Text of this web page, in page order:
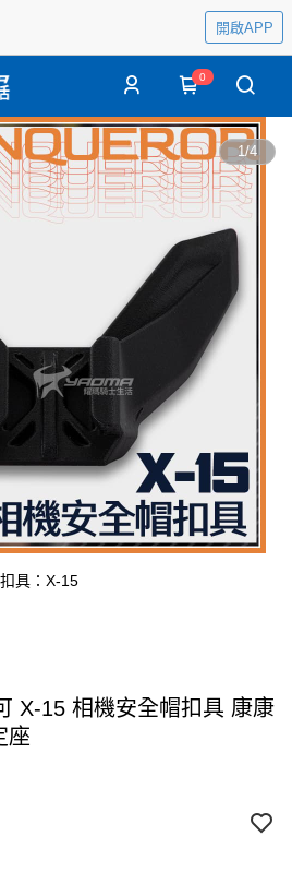
開啟APP
0
1/4
具：X-15
X-15 相機安全帽扣具 康康
座